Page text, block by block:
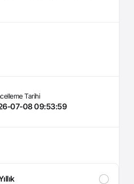
Tarihi
07-08 09:53:59